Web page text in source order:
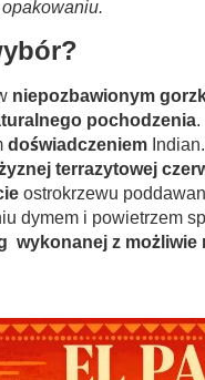
niepozbawionym
pochodzenia.
doświadczeniem Indian.
terrazytowej
ostrokrzewu
dymem i powietrzem
wykonanej z